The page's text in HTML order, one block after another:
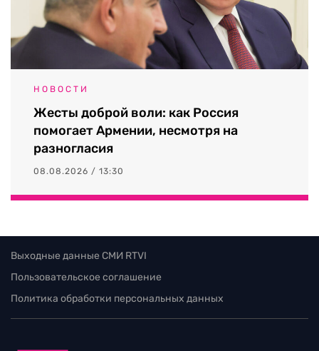
НОВОСТИ
Жесты доброй воли: как Россия
помогает Армении, несмотря на
разногласия
08.08.2026 / 13:30
Выходные данные СМИ RTVI
Пользовательское соглашение
Политика обработки персональных данных